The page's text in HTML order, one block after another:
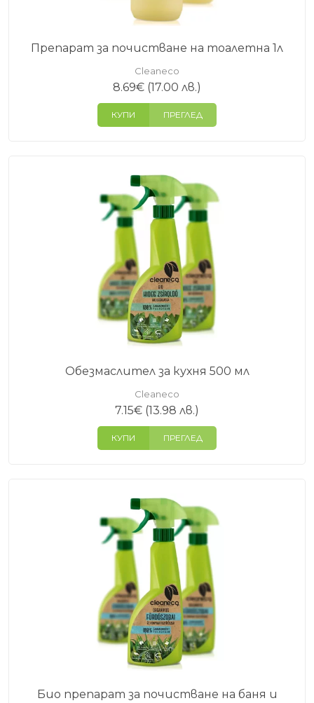
Препарат за почистване на тоалетна 1л
Cleaneco
8.69€ (17.00 лв.)
КУПИ ПРЕГЛЕД
Обезмаслител за кухня 500 мл
Cleaneco
7.15€ (13.98 лв.)
КУПИ ПРЕГЛЕД
Био препарат за почистване на баня и